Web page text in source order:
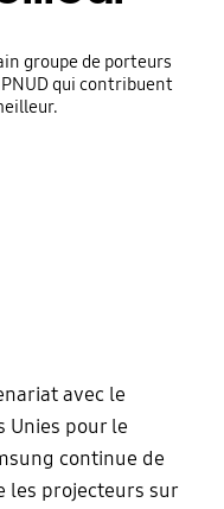
groupe de porteurs
qui contribuent
avec le
Unies pour le
continue de
les projecteurs sur